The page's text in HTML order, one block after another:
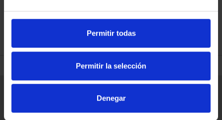
Permitir todas
Permitir la selección
Denegar
REFINAR
Contacto
Preguntas Frequentes (FAQs)